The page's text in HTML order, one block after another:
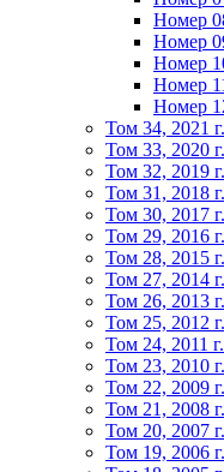
Номер
Номер
Номер
Номер
Номер
Том 34, 2021 г.
Том 33, 2020 г.
Том 32, 2019 г.
Том 31, 2018 г.
Том 30, 2017 г.
Том 29, 2016 г.
Том 28, 2015 г.
Том 27, 2014 г.
Том 26, 2013 г.
Том 25, 2012 г.
Том 24, 2011 г.
Том 23, 2010 г.
Том 22, 2009 г.
Том 21, 2008 г.
Том 20, 2007 г.
Том 19, 2006 г.